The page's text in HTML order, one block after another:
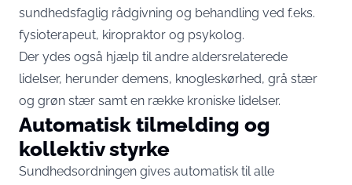
sundhedsfaglig rådgivning og behandling ved f.eks.
fysioterapeut, kiropraktor og psykolog.
Der ydes også hjælp til andre aldersrelaterede
lidelser, herunder demens, knogleskørhed, grå stær
og grøn stær samt en række kroniske lidelser.
Automatisk tilmelding og
kollektiv styrke
Sundhedsordningen gives automatisk til alle